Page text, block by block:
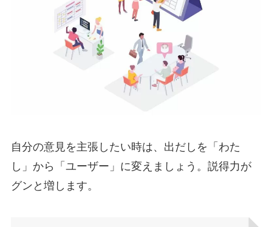
自分の意見を主張したい時は、出だしを「わた
し」から「ユーザー」に変えましょう。説得力が
グンと増します。